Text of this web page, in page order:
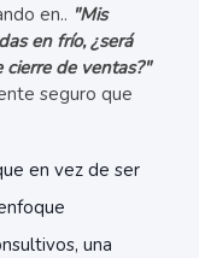
en.. "Mis
en frío,¿será
de ventas?"
seguro que
en vez de ser
una